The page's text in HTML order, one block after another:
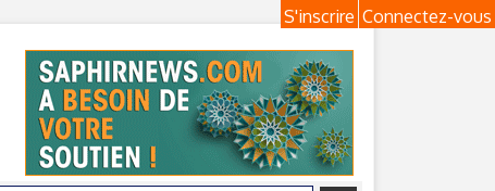
Connectez-vous
S'inscrire